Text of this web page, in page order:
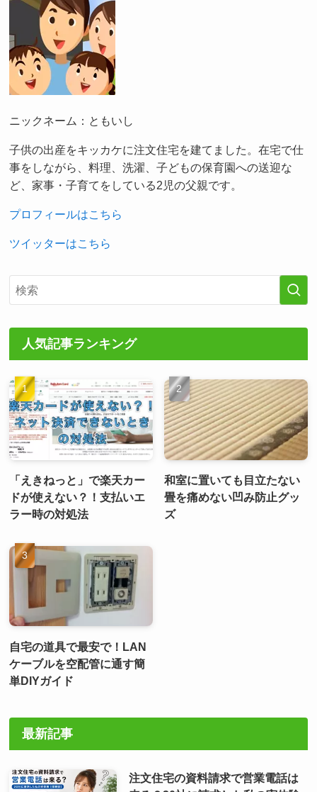
ニックネーム：ともいし
子供の出産をキッカケに注文住宅を建てました。在宅で仕
事をしながら、料理、洗濯、子どもの保育園への送迎な
ど、家事・子育てをしている2児の父親です。
プロフィールはこちら
ツイッターはこちら
人気記事ランキング
「えきねっと」で楽天カー
ドが使えない？！支払いエ
ラー時の対処法
和室に置いても目立たない
畳を痛めない凹み防止グッ
ズ
自宅の道具で最安で！LAN
ケーブルを空配管に通す簡
単DIYガイド
最新記事
注文住宅の資料請求で営業電話は